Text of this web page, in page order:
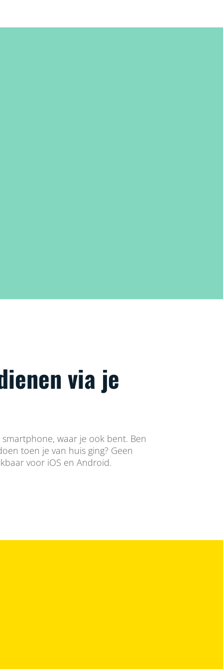
via je
waar je ook bent. Ben
toen je van huis ging? Geen
voor iOS en Android.